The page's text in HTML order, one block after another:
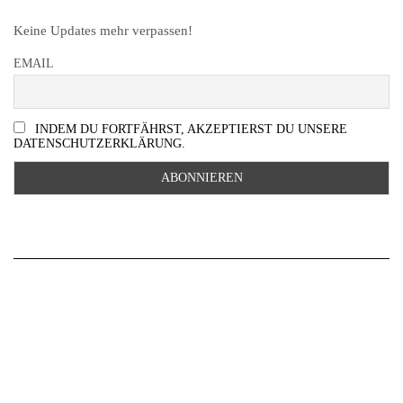
Keine Updates mehr verpassen!
EMAIL
INDEM DU FORTFÄHRST, AKZEPTIERST DU UNSERE
DATENSCHUTZERKLÄRUNG.